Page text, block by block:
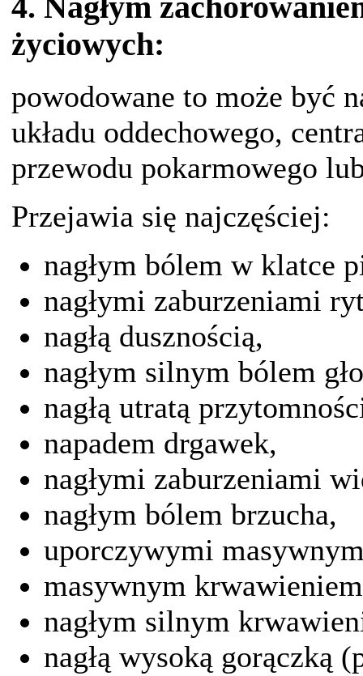
4. Nagłym
życiowych:
powodowane to może być
układu oddechowego,
przewodu pokarmowego
Przejawia się najczęściej:
nagłym bólem w klatce
nagłymi zaburzeniami
nagłą dusznością,
nagłym silnym bólem
nagłą utratą
napadem drgawek,
nagłymi zaburzeniami
nagłym bólem brzucha,
uporczywymi
masywnym
nagłym silnym
nagłą wysoką gorączką